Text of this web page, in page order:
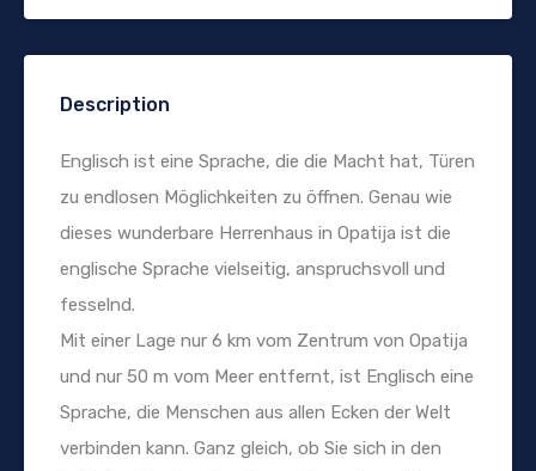
Description
Englisch ist eine Sprache, die die Macht hat, Türen
zu endlosen Möglichkeiten zu öffnen. Genau wie
dieses wunderbare Herrenhaus in Opatija ist die
englische Sprache vielseitig, anspruchsvoll und
fesselnd.
Mit einer Lage nur 6 km vom Zentrum von Opatija
und nur 50 m vom Meer entfernt, ist Englisch eine
Sprache, die Menschen aus allen Ecken der Welt
verbinden kann. Ganz gleich, ob Sie sich in den